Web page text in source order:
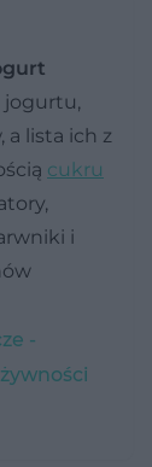
jogurtu,
lista ich z
cukru
i
-